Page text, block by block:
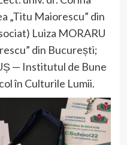
„Titu Maiorescu” din
Luiza MORARU
din București;
— Institutul de Bune
în Culturile Lumii.